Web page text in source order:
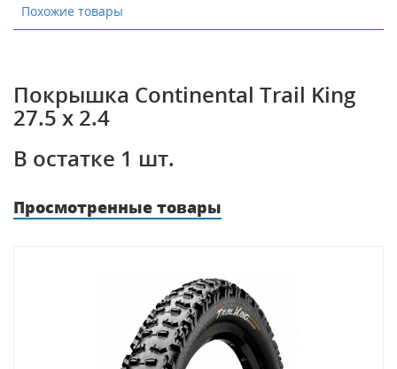
Похожие товары
Покрышка Continental Trail King
27.5 x 2.4
В остатке 1 шт.
Просмотренные товары